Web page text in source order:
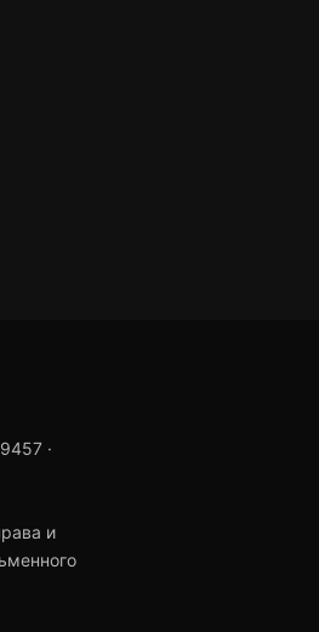
·
и